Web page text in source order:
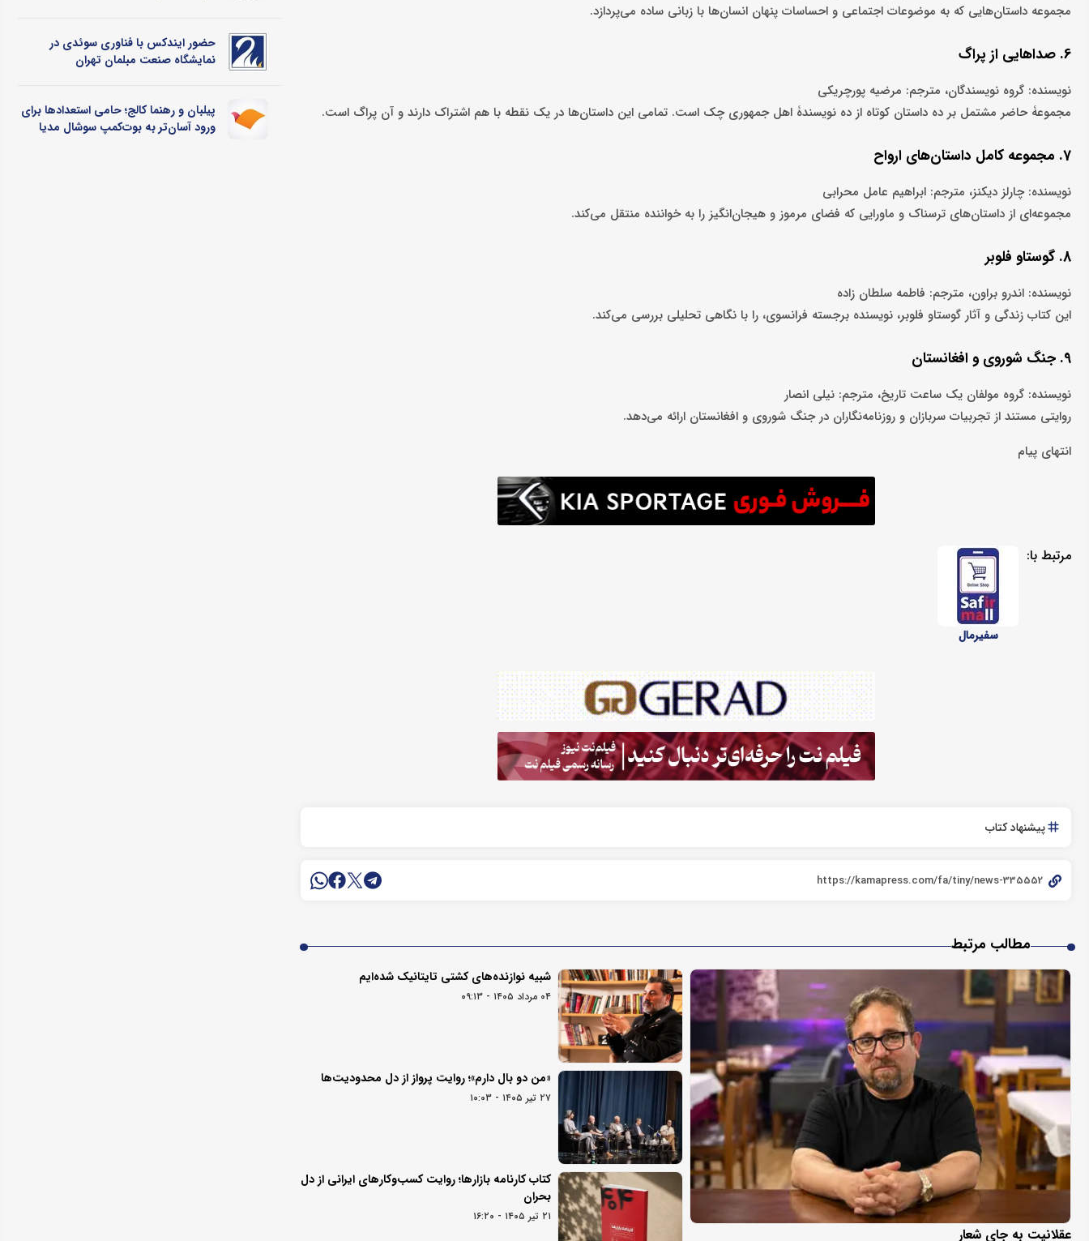
مجموعه داستان‌هایی که به موضوعات اجتماعی و احساسات پنهان انسان‌ها با زبانی ساده می‌پردازد.
6. صداهایی از پراگ
نویسنده: گروه نویسندگان، مترجم: مرضیه پورچریکی
مجموعۀ حاضر مشتمل بر ده داستان کوتاه از ده نویسندۀ اهل جمهوری چک است. تمامی این داستان‌ها در یک نقطه با هم اشتراک دارند و آن پراگ است.
7. مجموعه کامل داستان‌های ارواح
نویسنده: چارلز دیکنز، مترجم: ابراهیم عامل محرابی
مجموعه‌ای از داستان‌های ترسناک و ماورایی که فضای مرموز و هیجان‌انگیز را به خواننده منتقل می‌کند.
8. گوستاو فلوبر
نویسنده: اندرو براون، مترجم: فاطمه سلطان زاده
این کتاب زندگی و آثار گوستاو فلوبر، نویسنده برجسته فرانسوی، را با نگاهی تحلیلی بررسی می‌کند.
9. جنگ شوروی و افغانستان
نویسنده: گروه مولفان یک ساعت تاریخ، مترجم: نیلی انصار
روایتی مستند از تجربیات سربازان و روزنامه‌نگاران در جنگ شوروی و افغانستان ارائه می‌دهد.
انتهای پیام
مرتبط با:
سفیرمال
پیشنهاد کتاب
مطالب مرتبط
عقلانیت به جای شعار
شبیه نوازنده‌های کشتی تایتانیک شده‌ایم
۰۴ مرداد ۱۴۰۵ - ۰۹:۱۳
«من دو بال دارم»؛ روایت پرواز از دل محدودیت‌ها
۲۷ تیر ۱۴۰۵ - ۱۰:۰۳
کتاب کارنامه بازارها؛ روایت کسب‌و‌کارهای ایرانی از دل
بحران
۲۱ تیر ۱۴۰۵ - ۱۶:۲۰
حضور ایندکس با فناوری سوئدی در
نمایشگاه صنعت مبلمان تهران
پیلبان و رهنما کالج؛ حامی استعدادها برای
ورود آسان‌تر به بوت‌کمپ سوشال مدیا